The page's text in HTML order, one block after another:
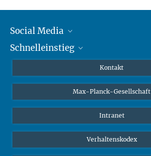
Social Media
Mastodon
Schnelleinstieg
Schüler*innen
Öffentlichkeit
Alumnae | Alumni
Kontakt
Max-Planck-Gesellschaft
Intranet
Verhaltenskodex